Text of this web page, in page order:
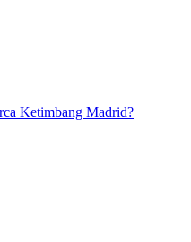
Ketimbang Madrid?